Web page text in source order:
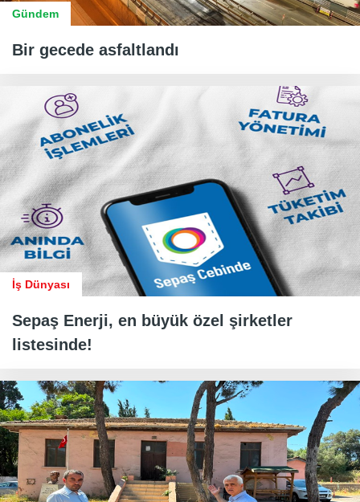
Gündem
Bir gecede asfaltlandı
İş Dünyası
Sepaş Enerji, en büyük özel şirketler
listesinde!